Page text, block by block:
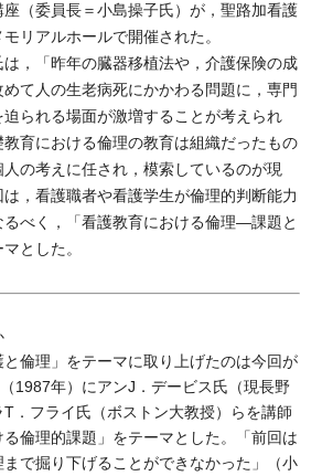
（委員長＝小島操子氏）が，聖路加看護
リアルホールで開催された。
，「昨年の臓器移植法や，介護保険の成
て人の生老病死にかかわる問題に，専門
られる場面が激増することが考えられ
育における倫理の教育は組織だったもの
の考えに任され，模索しているのが現
，看護職者や看護学生が倫理的判断能力
るべく，「看護教育における倫理―課題と
とした。
倫理」をテーマに取り上げたのは今回が
1987年）にアンJ．デービス氏（現長野
．フライ氏（ボストン大教授）らを講師
倫理的課題」をテーマとした。「前回は
で掘り下げることができなかった」（小